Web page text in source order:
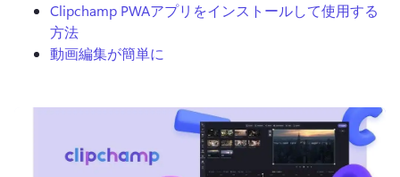
Clipchamp PWAアプリをインストールして使用する
方法
動画編集が簡単に